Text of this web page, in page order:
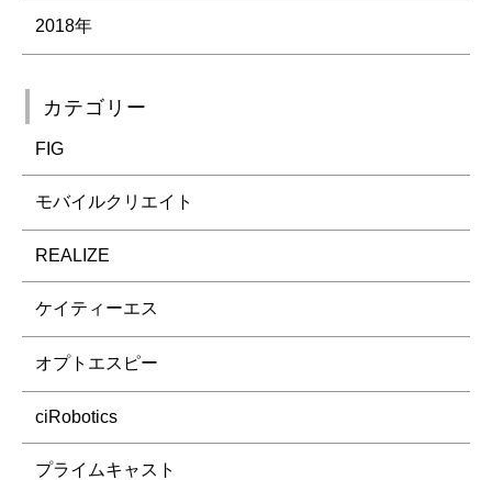
2018年
カテゴリー
FIG
モバイルクリエイト
REALIZE
ケイティーエス
オプトエスピー
ciRobotics
プライムキャスト